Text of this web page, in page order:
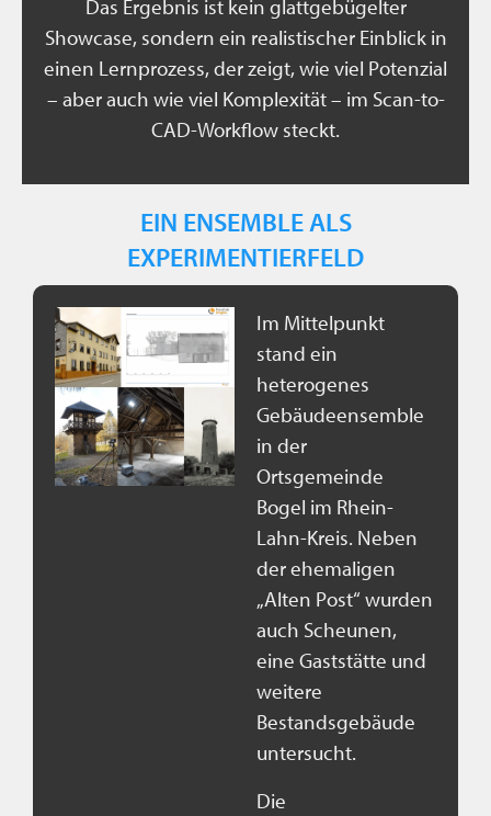
Das Ergebnis ist kein glattgebügelter
Showcase, sondern ein realistischer Einblick in
einen Lernprozess, der zeigt, wie viel Potenzial
– aber auch wie viel Komplexität – im Scan-to-
CAD-Workflow steckt.
EIN ENSEMBLE ALS
EXPERIMENTIERFELD
Im Mittelpunkt
stand ein
heterogenes
Gebäudeensemble
in der
Ortsgemeinde
Bogel im Rhein-
Lahn-Kreis. Neben
der ehemaligen
„Alten Post“ wurden
auch Scheunen,
eine Gaststätte und
weitere
Bestandsgebäude
untersucht.
Die